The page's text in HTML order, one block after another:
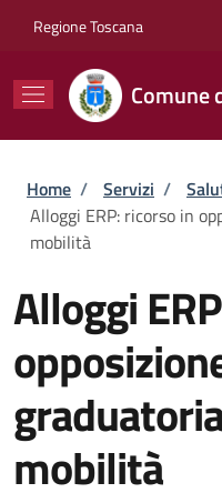
Regione Toscana
Comune
Briciole di
Home / Servizi /
Alloggi ERP: ricorso in
mobilità
Alloggi
mobilità